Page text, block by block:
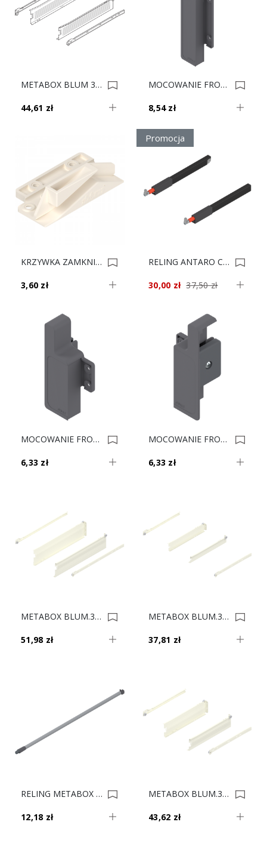
METABOX BLUM 320M5500C15 MX SZARY 8.6cm 0005055
44,61 zł
MOCOWANIE FRONT MBX H Szare ZIF.3050 L ** 0004878
8,54 zł
KRZYWKA ZAMKNIĘCIA DO METABOX 295.5300 0004695
3,60 zł
Promocja
RELING ANTARO Czarny 65cm ZRG.587 L+P** 0004449
30,00 zł 37,50 zł
MOCOWANIE FRONT MBX M Szar ZIF.3000.03 L ** 0004105
6,33 zł
MOCOWANIE FRONT MBX M Szar ZIF.3000.02 P ** 0003705
6,33 zł
METABOX BLUM.320K5000C15 MX KREM 12cm 0003640
51,98 zł
METABOX BLUM.320N3500C15 MX KREM 5.4cm 0003555
37,81 zł
RELING METABOX ZRG.521V SZARY 55 Cm 0003041
12,18 zł
METABOX BLUM.320M5500C15 MX KREM 8.6cm 0002404
43,62 zł